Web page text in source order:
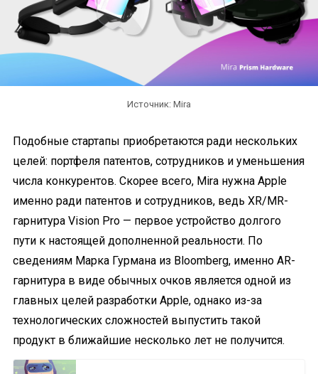
Источник: Mira
Подобные стартапы приобретаются ради нескольких
целей: портфеля патентов, сотрудников и уменьшения
числа конкурентов. Скорее всего, Mira нужна Apple
именно ради патентов и сотрудников, ведь XR/MR-
гарнитура Vision Pro — первое устройство долгого
пути к настоящей дополненной реальности. По
сведениям Марка Гурмана из Bloomberg, именно AR-
гарнитура в виде обычных очков является одной из
главных целей разработки Apple, однако из-за
технологических сложностей выпустить такой
продукт в ближайшие несколько лет не получится.